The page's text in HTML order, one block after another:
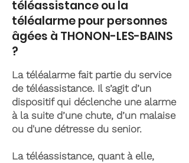
téléassistance ou la
téléalarme pour personnes
âgées à THONON-LES-BAINS
?
La téléalarme fait partie du service
de téléassistance. Il s’agit d’un
dispositif qui déclenche une alarme
à la suite d’une chute, d’un malaise
ou d'une détresse du senior.
La téléassistance, quant à elle,